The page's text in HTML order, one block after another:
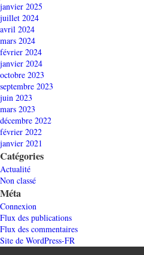
janvier 2025
juillet 2024
avril 2024
mars 2024
février 2024
janvier 2024
octobre 2023
septembre 2023
juin 2023
mars 2023
décembre 2022
février 2022
janvier 2021
Catégories
Actualité
Non classé
Méta
Connexion
Flux des publications
Flux des commentaires
Site de WordPress-FR